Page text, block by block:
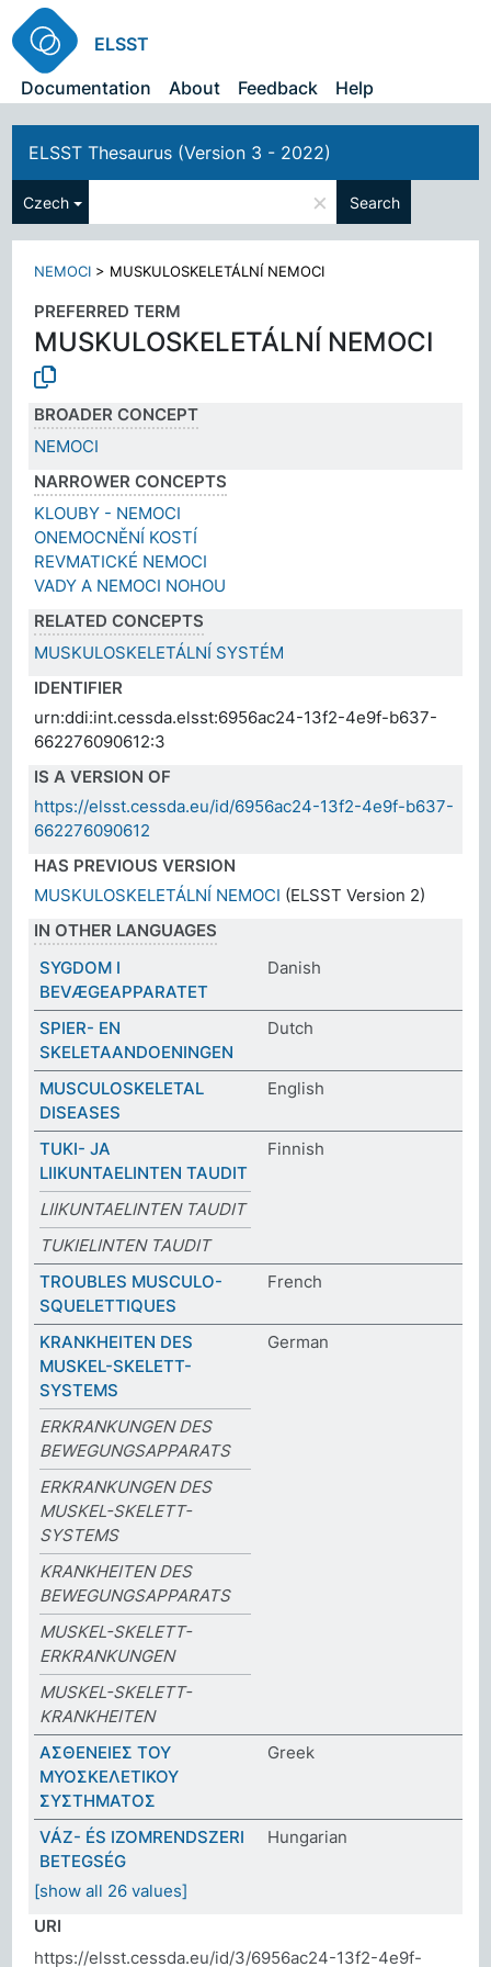
ELSST
Documentation
About Feedback Help
ELSST Thesaurus (Version 3 - 2022)
Czech × Search
NEMOCI > MUSKULOSKELETÁLNÍ NEMOCI
PREFERRED TERM
MUSKULOSKELETÁLNÍ NEMOCI
BROADER CONCEPT
NEMOCI
NARROWER CONCEPTS
KLOUBY - NEMOCI
ONEMOCNĚNÍ KOSTÍ
REVMATICKÉ NEMOCI
VADY A NEMOCI NOHOU
RELATED CONCEPTS
MUSKULOSKELETÁLNÍ SYSTÉM
IDENTIFIER
urn:ddi:int.cessda.elsst:6956ac24-13f2-4e9f-b637-
662276090612:3
IS A VERSION OF
https://elsst.cessda.eu/id/6956ac24-13f2-4e9f-b637-
662276090612
HAS PREVIOUS VERSION
MUSKULOSKELETÁLNÍ NEMOCI (ELSST Version 2)
IN OTHER LANGUAGES
SYGDOM I
BEVÆGEAPPARATET
Danish
SPIER- EN
SKELETAANDOENINGEN
Dutch
MUSCULOSKELETAL
DISEASES
English
TUKI- JA
LIIKUNTAELINTEN TAUDIT
Finnish
LIIKUNTAELINTEN TAUDIT
TUKIELINTEN TAUDIT
TROUBLES MUSCULO-
SQUELETTIQUES
French
KRANKHEITEN DES
MUSKEL-SKELETT-
SYSTEMS
German
ERKRANKUNGEN DES
BEWEGUNGSAPPARATS
ERKRANKUNGEN DES
MUSKEL-SKELETT-
SYSTEMS
KRANKHEITEN DES
BEWEGUNGSAPPARATS
MUSKEL-SKELETT-
ERKRANKUNGEN
MUSKEL-SKELETT-
KRANKHEITEN
ΑΣΘΕΝΕΙΕΣ ΤΟΥ
ΜΥΟΣΚΕΛΕΤΙΚΟΥ
ΣΥΣΤΗΜΑΤΟΣ
Greek
VÁZ- ÉS IZOMRENDSZERI
BETEGSÉG
Hungarian
[show all 26 values]
URI
https://elsst.cessda.eu/id/3/6956ac24-13f2-4e9f-